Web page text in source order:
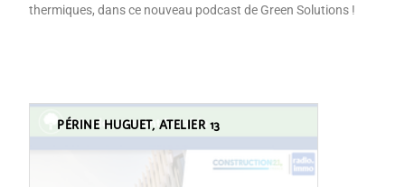
thermiques, dans ce nouveau podcast de Green Solutions !